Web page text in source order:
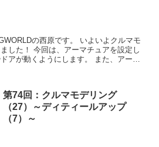
西原です。 いよいよクルマモ
した！ 今回は、アーマチュアを設定し
くようにします。 また、アーマ
第74回：クルマモデリング
（27）～ディティールアップ
（7）～